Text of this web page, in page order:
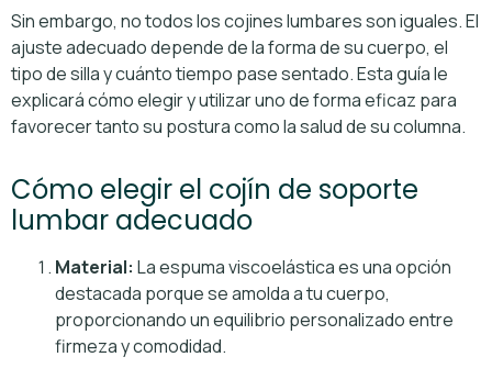
Sin embargo, no todos los cojines lumbares son iguales. El
ajuste adecuado depende de la forma de su cuerpo, el
tipo de silla y cuánto tiempo pase sentado. Esta guía le
explicará cómo elegir y utilizar uno de forma eficaz para
favorecer tanto su postura como la salud de su columna.
Cómo elegir el cojín de soporte
lumbar adecuado
Material: La espuma viscoelástica es una opción
destacada porque se amolda a tu cuerpo,
proporcionando un equilibrio personalizado entre
firmeza y comodidad.